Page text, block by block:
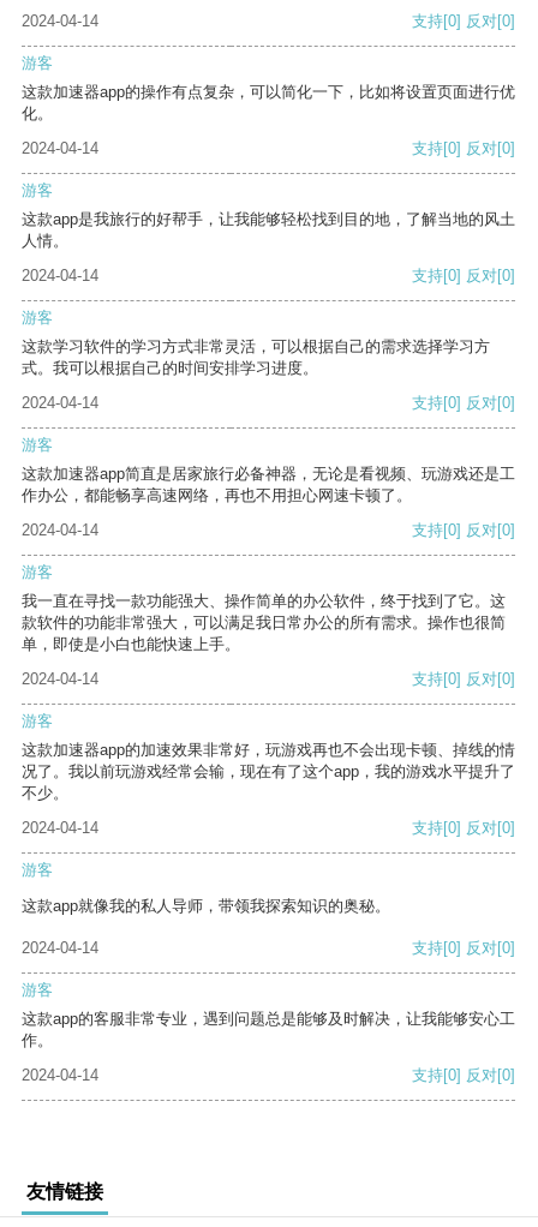
2024-04-14
支持[0] 反对[0]
游客
这款加速器app的操作有点复杂，可以简化一下，比如将设置页面进行优
化。
2024-04-14
支持[0] 反对[0]
游客
这款app是我旅行的好帮手，让我能够轻松找到目的地，了解当地的风土
人情。
2024-04-14
支持[0] 反对[0]
游客
这款学习软件的学习方式非常灵活，可以根据自己的需求选择学习方
式。我可以根据自己的时间安排学习进度。
2024-04-14
支持[0] 反对[0]
游客
这款加速器app简直是居家旅行必备神器，无论是看视频、玩游戏还是工
作办公，都能畅享高速网络，再也不用担心网速卡顿了。
2024-04-14
支持[0] 反对[0]
游客
我一直在寻找一款功能强大、操作简单的办公软件，终于找到了它。这
款软件的功能非常强大，可以满足我日常办公的所有需求。操作也很简
单，即使是小白也能快速上手。
2024-04-14
支持[0] 反对[0]
游客
这款加速器app的加速效果非常好，玩游戏再也不会出现卡顿、掉线的情
况了。我以前玩游戏经常会输，现在有了这个app，我的游戏水平提升了
不少。
2024-04-14
支持[0] 反对[0]
游客
这款app就像我的私人导师，带领我探索知识的奥秘。
2024-04-14 支持[0] 反对[0]
游客
这款app的客服非常专业，遇到问题总是能够及时解决，让我能够安心工
作。
2024-04-14
支持[0] 反对[0]
友情链接